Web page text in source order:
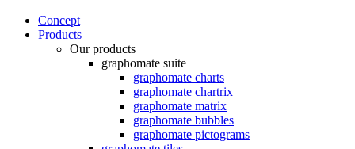
Concept
Products
Our products
graphomate suite
graphomate charts
graphomate chartrix
graphomate matrix
graphomate bubbles
graphomate pictograms